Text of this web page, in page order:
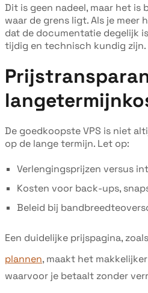
Dit is geen nadeel, maar het is
waar de grens ligt. Als je meer
dat de documentatie degelijk
tijdig en technisch kundig zijn.
De goedkoopste VPS is niet
op de lange termijn. Let op:
Verlengingsprijzen versus
Kosten voor back-ups,
Beleid bij
Een duidelijke prijspagina,
plannen, maakt het
waarvoor je betaalt zonder